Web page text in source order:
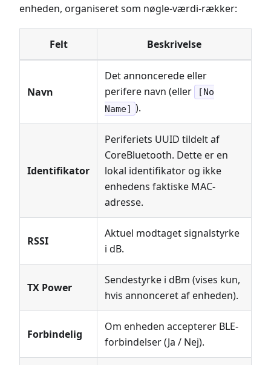
enheden, organiseret som nøgle-værdi-rækker:
Felt Beskrivelse
Navn
Det annoncerede eller
perifere navn (eller
[No
Name] ).
Identifikator
Periferiets UUID tildelt af
CoreBluetooth. Dette er en
lokal identifikator og ikke
enhedens faktiske MAC-
adresse.
RSSI
Aktuel modtaget signalstyrke
i dB.
TX Power
Sendestyrke i dBm (vises kun,
hvis annonceret af enheden).
Forbindelig
Om enheden accepterer BLE-
forbindelser (Ja / Nej).